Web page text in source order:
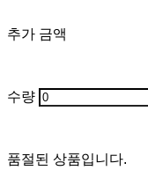
추가 금액
수량
품절된 상품입니다.